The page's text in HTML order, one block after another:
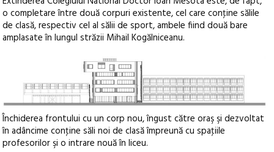
o completare între două corpuri existente, cel care conţine sălile
de clasă, respectiv cel al sălii de sport, ambele fiind două bare
amplasate în lungul străzii Mihail Kogălniceanu.
Închiderea frontului cu un corp nou, îngust către oraş şi dezvoltat
în adâncime conţine săli noi de clasă împreună cu spaţiile
profesorilor şi o intrare nouă în liceu.